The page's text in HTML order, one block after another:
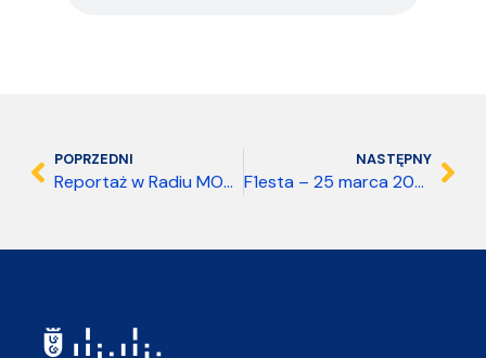
POPRZEDNI
Reportaż w Radiu MORS – 29 marca 2026
NASTĘPNY
F1esta – 25 marca 2026